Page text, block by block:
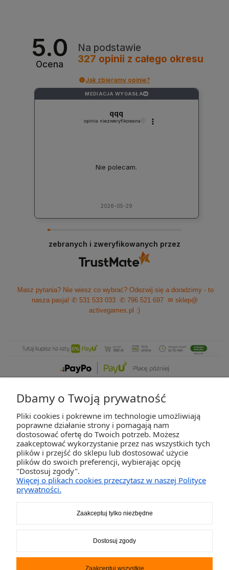
5.0
Ocena
Na podstawie
327 opinii z całego okresu
Jak zbieramy opinie?
MEDIACJA WYGASŁA ?
qqq
opinia niezweryfikowana
Nie polecam.
2026-05-29
zebranych i zweryfikowanych przez
Masz pytania? Nie wiesz co wybrać? Odezwij się a doradzimy - to
nasza pasja! ✆ 531 533 033 ✆ 796 521 697
✉ sklep@
activegames.pl :)
ZAKUPY
POMOC
2K-Invest Sp. j. Ul. Św. Wojciecha 60, 41-922 Radzionków, śląskie NIP: 645-241-94-
Dbamy o Twoją prywatność
Pliki cookies i pokrewne im technologie umożliwiają
poprawne działanie strony i pomagają nam
dostosować ofertę do Twoich potrzeb. Możesz
zaakceptować wykorzystanie przez nas wszystkich tych
plików i przejść do sklepu lub dostosować użycie
plików do swoich preferencji, wybierając opcję
"Dostosuj zgody".
Więcej o plikach cookies przeczytasz w naszej Polityce
prywatności.
Zaakceptuj tylko niezbędne
Dostosuj zgody
Zaakceptuj wszystkie